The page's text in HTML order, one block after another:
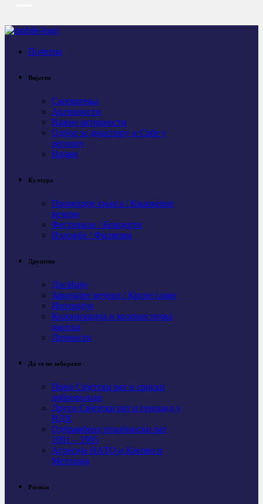
Почетна
Вијести
Саопштења
Активности
Важне активности
Одбор за дијаспору и Србе у
региону
Најаве
Култура
Промоције књига / Књижевне
вечери
Фестивали / Концерти
Изложбе / Филмови
Друштво
Догађаји
Завичајне вечери / Крсне славе
Интервјуи
Колонизација и колонистичка
насеља
Личности
Да се не заборави
Први Свјeтски рат и српски
добровољци
Други Свјетски рат и геноцид у
НДХ
Одбрамбено отаџбински рат
1991 – 1995
Агресија НАТО и Косово и
Метохија
Регион